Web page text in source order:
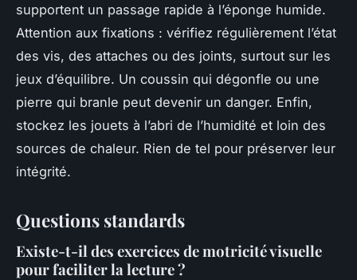
supportent un passage rapide à l’éponge humide.
Attention aux fixations : vérifiez régulièrement l’état
des vis, des attaches ou des joints, surtout sur les
jeux d’équilibre. Un coussin qui dégonfle ou une
pierre qui branle peut devenir un danger. Enfin,
stockez les jouets à l’abri de l’humidité et loin des
sources de chaleur. Rien de tel pour préserver leur
intégrité.
Questions standards
Existe-t-il des exercices de motricité visuelle
pour faciliter la lecture ?